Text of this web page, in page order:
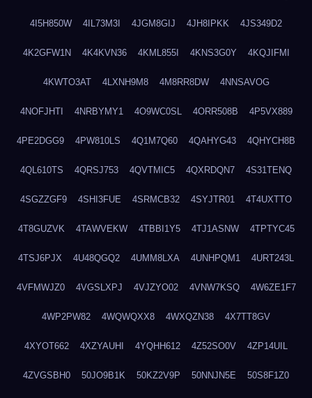
4I5H850W 4IL73M3I 4JGM8GIJ 4JH8IPKK 4JS349D2
4K2GFW1N 4K4KVN36 4KML855I 4KNS3G0Y 4KQJIFMI
4KWTO3AT 4LXNH9M8 4M8RR8DW 4NNSAVOG
4NOFJHTI 4NRBYMY1 4O9WC0SL 4ORR508B 4P5VX889
4PE2DGG9 4PW810LS 4Q1M7Q60 4QAHYG43 4QHYCH8B
4QL610TS 4QRSJ753 4QVTMIC5 4QXRDQN7 4S31TENQ
4SGZZGF9 4SHI3FUE 4SRMCB32 4SYJTR01 4T4UXTTO
4T8GUZVK 4TAWVEKW 4TBBI1Y5 4TJ1ASNW 4TPTYC45
4TSJ6PJX 4U48QGQ2 4UMM8LXA 4UNHPQM1 4URT243L
4VFMWJZ0 4VGSLXPJ 4VJZYO02 4VNW7KSQ 4W6ZE1F7
4WP2PW82 4WQWQXX8 4WXQZN38 4X7TT8GV
4XYOT662 4XZYAUHI 4YQHH612 4Z52SO0V 4ZP14UIL
4ZVGSBH0 50JO9B1K 50KZ2V9P 50NNJN5E 50S8F1Z0